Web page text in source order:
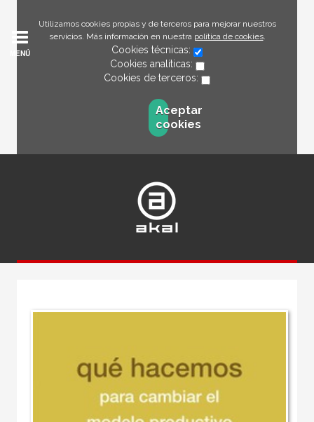
Utilizamos cookies propias y de terceros para mejorar nuestros
servicios. Más información en nuestra política de cookies.
Cookies técnicas:
Cookies analíticas:
Cookies de terceros:
Aceptar
cookies
MENÚ